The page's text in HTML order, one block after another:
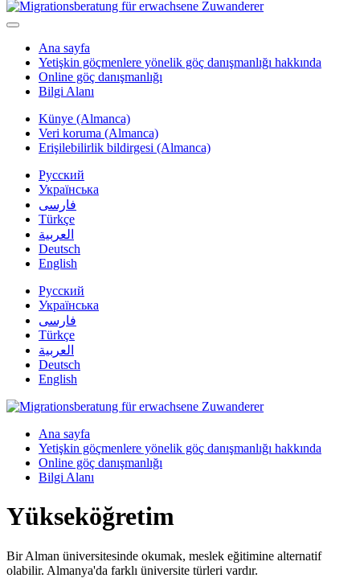
Ana sayfa
Yetişkin göçmenlere yönelik göç danışmanlığı hakkında
Online göç danışmanlığı
Bilgi Alanı
Künye (Almanca)
Veri koruma (Almanca)
Erişilebilirlik bildirgesi (Almanca)
Русский
Українська
فارسی
Türkçe
العربية
Deutsch
English
Русский
Українська
فارسی
Türkçe
العربية
Deutsch
English
Ana sayfa
Yetişkin göçmenlere yönelik göç danışmanlığı hakkında
Online göç danışmanlığı
Bilgi Alanı
Yükseköğretim
Bir Alman üniversitesinde okumak, meslek eğitimine alternatif
olabilir. Almanya'da farklı üniversite türleri vardır.